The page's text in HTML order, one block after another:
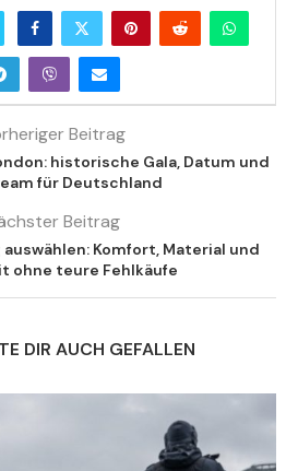
Beitrag
historische Gala, Datum und
für Deutschland
Beitrag
Komfort, Material und
ohne teure Fehlkäufe
DIR AUCH GEFALLEN